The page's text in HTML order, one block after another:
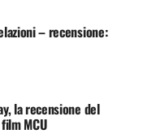
– recensione:
la recensione del
MCU